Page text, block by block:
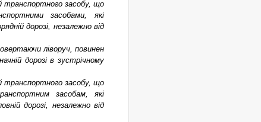
транспортного засобу, що
засобами, які
дорозі, незалежно від
ліворуч, повинен
дорозі в зустрічному
транспортного засобу, що
засобам, які
дорозі, незалежно від